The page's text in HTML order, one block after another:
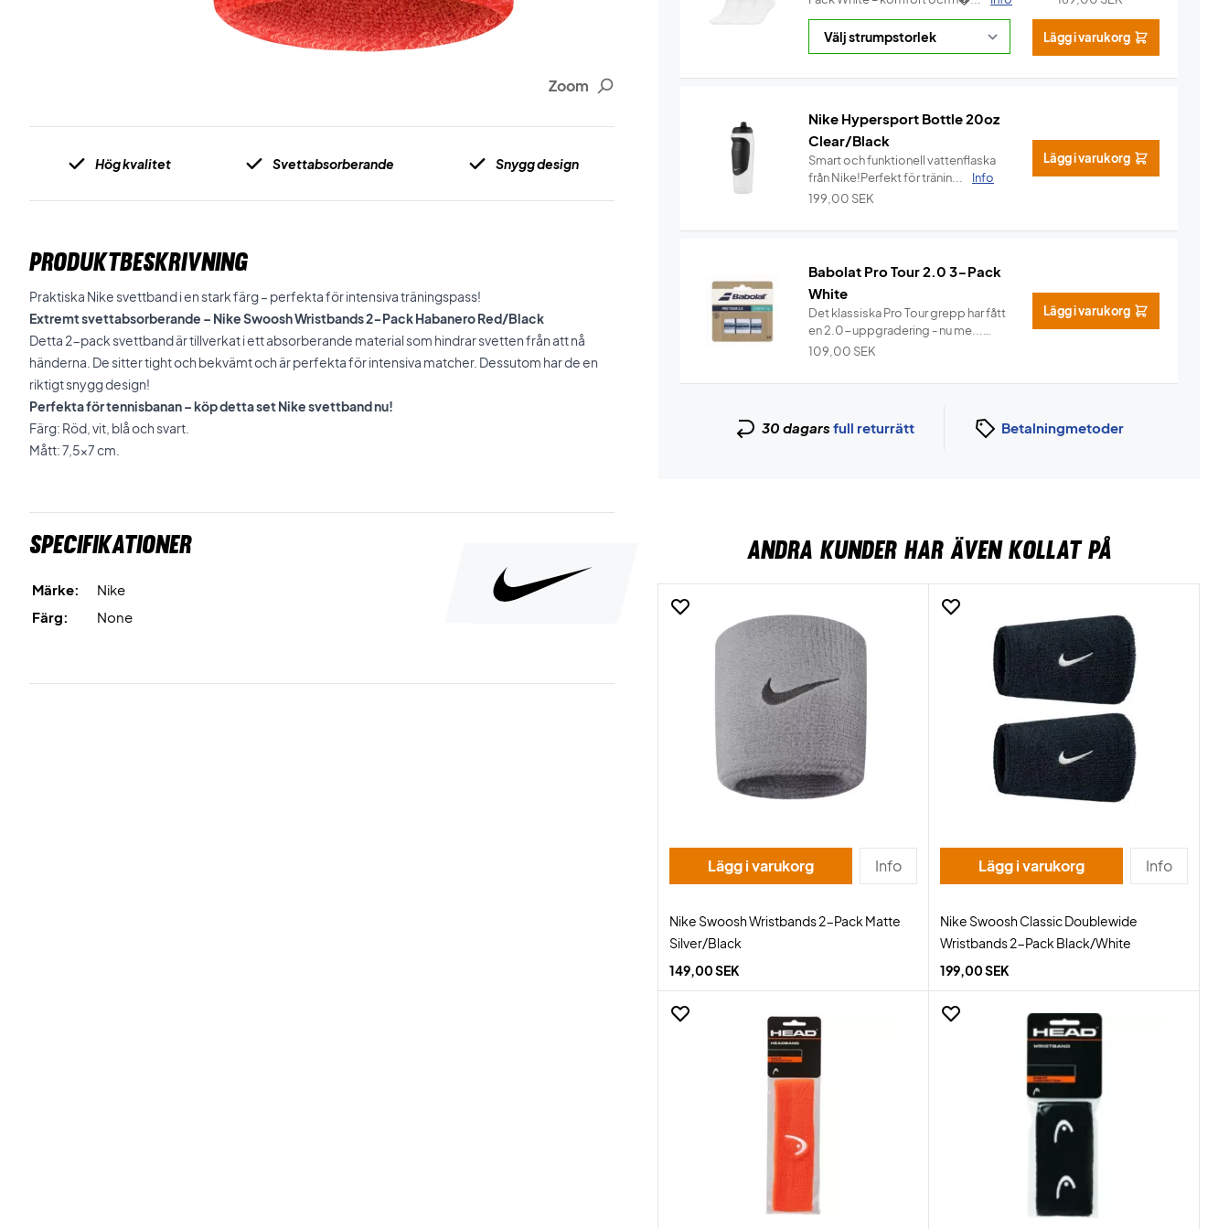
Zoom
Hög kvalitet Svettabsorberande Snygg design
PRODUKTBESKRIVNING
Praktiska Nike svettband i en stark färg – perfekta för intensiva träningspass!
Extremt svettabsorberande – Nike Swoosh Wristbands 2-Pack Habanero Red/Black
Detta 2-pack svettband är tillverkat i ett absorberande material som hindrar svetten från att nå
händerna. De sitter tight och bekvämt och är perfekta för intensiva matcher. Dessutom har de en
riktigt snygg design!
Perfekta för tennisbanan – köp detta set Nike svettband nu!
Färg: Röd, vit, blå och svart.
Mått: 7,5x7 cm.
Specifikationer
Märke:
Nike
Färg:
None
Lägg i varukorg
Nike Hypersport Bottle 20oz
Clear/Black
Smart och funktionell vattenflaska
från Nike!Perfekt för tränin...
Info
199,00 SEK
Lägg i varukorg
Babolat Pro Tour 2.0 3-Pack
White
Det klassiska Pro Tour grepp har fått
en 2.0-uppgradering - nu me...
Info
109,00 SEK
Lägg i varukorg
30 dagars full returrätt Betalningmetoder
ANDRA KUNDER HAR ÄVEN KOLLAT PÅ
Lägg i varukorg Info
Nike Swoosh Wristbands 2-Pack Matte
Silver/Black
149,00 SEK
Lägg i varukorg Info
Nike Swoosh Classic Doublewide
Wristbands 2-Pack Black/White
199,00 SEK